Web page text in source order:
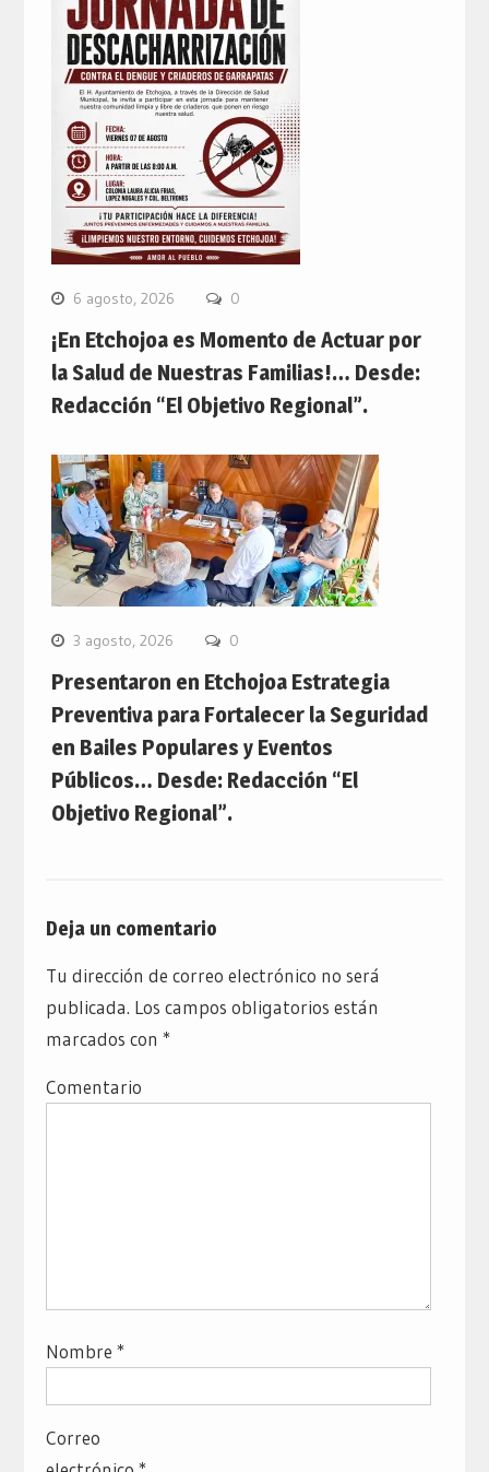
6 agosto, 2026 0
¡En Etchojoa es Momento de Actuar por
la Salud de Nuestras Familias!… Desde:
Redacción “El Objetivo Regional”.
3 agosto, 2026 0
Presentaron en Etchojoa Estrategia
Preventiva para Fortalecer la Seguridad
en Bailes Populares y Eventos
Públicos… Desde: Redacción “El
Objetivo Regional”.
Deja un comentario
Tu dirección de correo electrónico no será
publicada. Los campos obligatorios están
marcados con *
Comentario
Nombre *
Correo